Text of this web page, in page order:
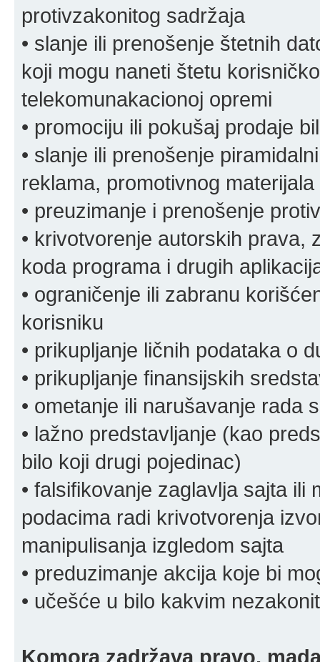
protivzakonitog sadržaja
• slanje ili prenošenje štetnih
koji mogu naneti štetu
telekomunakacionoj opremi
• promociju ili pokušaj prodaje
• slanje ili prenošenje
reklama, promotivnog
• preuzimanje i prenošenje
• krivotvorenje autorskih prava,
koda programa i drugih
• ograničenje ili zabranu
korisniku
• prikupljanje ličnih podataka o
• prikupljanje finansijskih
• ometanje ili narušavanje rada
• lažno predstavljanje (kao
bilo koji drugi pojedinac)
• falsifikovanje zaglavlja sajta ili
podacima radi krivotvorenja
manipulisanja izgledom sajta
• preduzimanje akcija koje bi
• učešće u bilo kakvim
Komora zadržava pravo,